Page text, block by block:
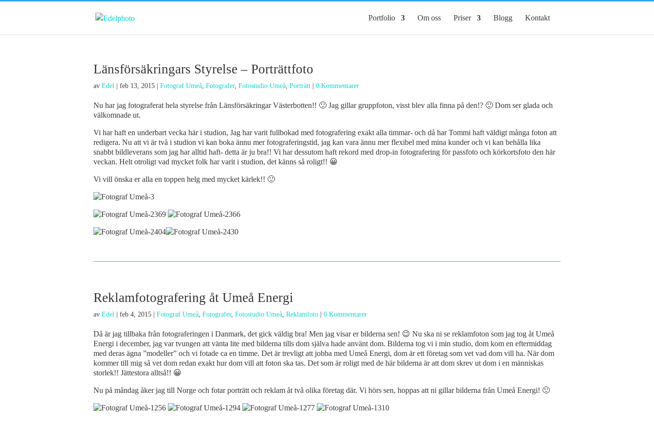
Portfolio Om oss Priser Blogg Kontakt
Länsförsäkringars Styrelse – Porträttfoto
av Edel feb 13, 2015 Fotograf Umeå, Fotografer, Fotostudio Umeå, Porträtt 0 Kommentarer
Nu har jag fotograferat hela styrelse från Länsförsäkringar Västerbotten!! 🙂 Jag gillar gruppfoton, visst blev alla finna på den!? 🙂 Dom ser glada och
välkomnade ut.
Vi har haft en underbart vecka här i studion, Jag har varit fullbokad med fotografering exakt alla timmar- och då har Tommi haft väldigt många foton att
redigera. Nu att vi är två i studion vi kan boka ännu mer fotograferingstid, jag kan vara ännu mer flexibel med mina kunder och vi kan behålla lika
snabbt bildleverans som jag har alltid haft- detta är ju bra!! Vi har dessutom haft rekord med drop-in fotografering för passfoto och körkortsfoto den här
veckan. Helt otroligt vad mycket folk har varit i studion, det känns så roligt!! 😀
Vi vill önska er alla en toppen helg med mycket kärlek!! 🙂
Reklamfotografering åt Umeå Energi
av Edel feb 4, 2015 Fotograf Umeå, Fotografer, Fotostudio Umeå, Reklamfoto 0 Kommentarer
Då är jag tillbaka från fotograferingen i Danmark, det gick väldig bra! Men jag visar er bilderna sen! 😉 Nu ska ni se reklamfoton som jag tog åt Umeå
Energi i december, jag var tvungen att vänta lite med bilderna tills dom själva hade använt dom. Bilderna tog vi i min studio, dom kom en eftermiddag
med deras ägna ”modeller” och vi fotade ca en timme. Det är trevligt att jobba med Umeå Energi, dom är ett företag som vet vad dom vill ha. När dom
kommer till mig så vet dom redan exakt hur dom vill att foton ska tas. Det som är roligt med de här bilderna är att dom skrev ut dom i en människas
storlek!! Jättestora alltså!! 😀
Nu på måndag åker jag till Norge och fotar porträtt och reklam åt två olika företag där. Vi hörs sen, hoppas att ni gillar bilderna från Umeå Energi! 🙂